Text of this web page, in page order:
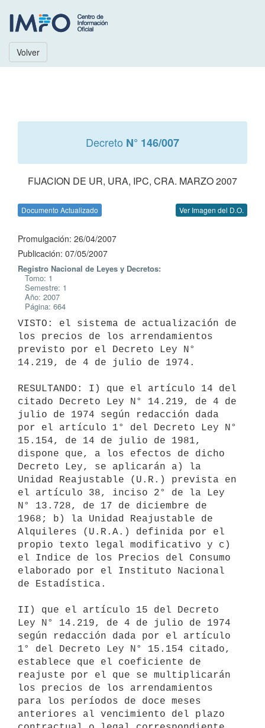
Volver
Decreto N° 146/007
FIJACION DE UR, URA, IPC, CRA. MARZO 2007
Documento Actualizado Ver Imagen del D.O.
Promulgación: 26/04/2007
Publicación: 07/05/2007
Registro Nacional de Leyes y Decretos:
Tomo: 1
Semestre: 1
Año: 2007
Página: 664
VISTO: el sistema de actualización de
los precios de los arrendamientos
previsto por el Decreto Ley N°
14.219, de 4 de julio de 1974.
RESULTANDO: I) que el artículo 14 del
citado Decreto Ley N° 14.219, de 4 de
julio de 1974 según redacción dada
por el artículo 1° del Decreto Ley N°
15.154, de 14 de julio de 1981,
dispone que, a los efectos de dicho
Decreto Ley, se aplicarán a) la
Unidad Reajustable (U.R.) prevista en
el artículo 38, inciso 2° de la Ley
N° 13.728, de 17 de diciembre de
1968; b) la Unidad Reajustable de
Alquileres (U.R.A.) definida por el
propio texto legal modificativo y c)
el Indice de los Precios del Consumo
elaborado por el Instituto Nacional
de Estadística.
II) que el artículo 15 del Decreto
Ley N° 14.219, de 4 de julio de 1974
según redacción dada por el artículo
1° del Decreto Ley N° 15.154 citado,
establece que el coeficiente de
reajuste por el que se multiplicarán
los precios de los arrendamientos
para los períodos de doce meses
anteriores al vencimiento del plazo